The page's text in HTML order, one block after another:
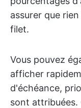
assurer que
filet.
Vous pouvez
afficher
d'échéance,
sont attribuées.